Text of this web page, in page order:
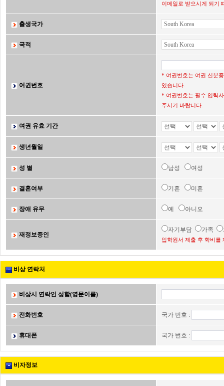
이메일로 받으시게 되기
출생국가
국적
여권번호
* 여권번호는 여권 신분
있습니다.
* 여권번호는 필수 입력
주시기 바랍니다.
여권 유효 기간
생년월일
성 별 남성 여성
결혼여부 기혼 미혼
장애 유무 예 아니오
재정보증인
자기부담 가족
입학원서 제출 후 학비를
비상 연락처
비상시 연락인 성함(영문이름)
전화번호 국가 번호 :
휴대폰 국가 번호 :
비자정보